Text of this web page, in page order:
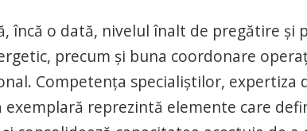
încă o dată, nivelul înalt de pregătire şi
precum şi buna coordonare
Competenţa specialiştilor, expertiza
reprezintă elemente care